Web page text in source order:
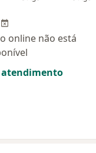
online não está